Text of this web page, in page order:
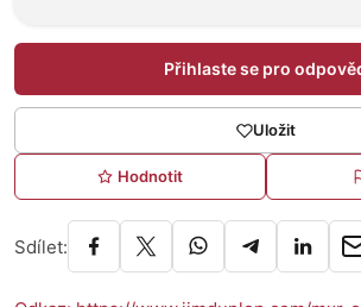
Přihlaste se pro
Uložit
Hodnotit
Sdílet: